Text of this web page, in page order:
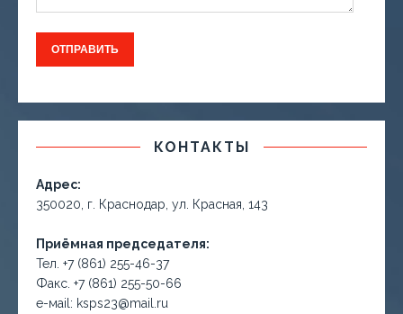
КОНТАКТЫ
Адрес:
350020, г. Краснодар, ул. Красная, 143
Приёмная председателя:
Тел. +7 (861) 255-46-37
Факс. +7 (861) 255-50-66
е-маil: ksps23@mail.ru